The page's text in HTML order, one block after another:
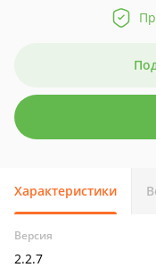
Характеристики
Версия
2.2.7